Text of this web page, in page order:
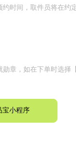
时间，取件员将在约
章，如在下单时选择
宝小程序